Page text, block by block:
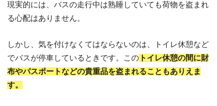
現実的には、バスの走行中は熟睡していても荷物を盗まれ
る心配はありません。
しかし、気を付けなくてはならないのは、トイレ休憩など
でバスが停車しているときです。この トイレ休憩の間に財
布やパスポートなどの貴重品を盗まれることもありえま
す。